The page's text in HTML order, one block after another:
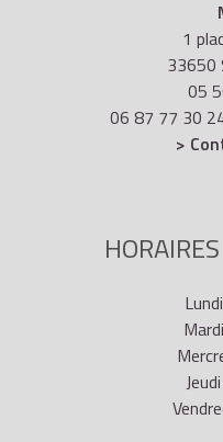
1
33650
05
06 87 77 30
>